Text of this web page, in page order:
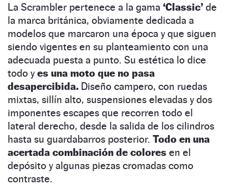
La Scrambler pertenece a la gama ‘Classic’ de
la marca británica, obviamente dedicada a
modelos que marcaron una época y que siguen
siendo vigentes en su planteamiento con una
adecuada puesta a punto. Su estética lo dice
todo yes una moto que no pasa
desapercibida. Diseño campero, con ruedas
mixtas, sillín alto, suspensiones elevadas y dos
imponentes escapes que recorren todo el
lateral derecho, desde la salida de los cilindros
hasta su guardabarros posterior. Todo en una
acertada combinación de colores en el
depósito y algunas piezas cromadas como
contraste.